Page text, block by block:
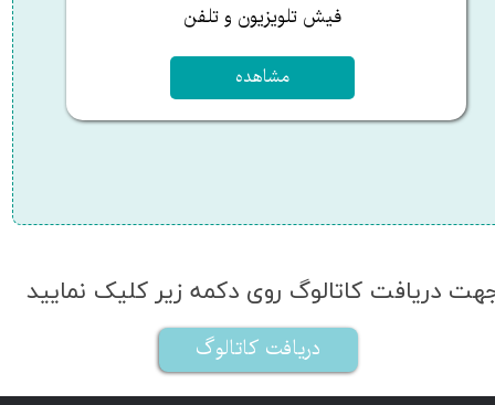
مشاهده
فیش تلویزیون و تلفن
دریافت کاتالوگ روی دکمه زیر کلیک نمایید
دریافت کاتالوگ